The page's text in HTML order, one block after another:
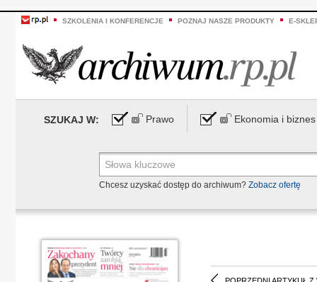
SZKOLENIA I KONFERENCJE POZNAJ NASZE PRODUKTY E-
SZUKAJ W: Prawo Ekonomia i biznes
Chcesz uzyskać dostęp do archiwum? Zobacz ofertę